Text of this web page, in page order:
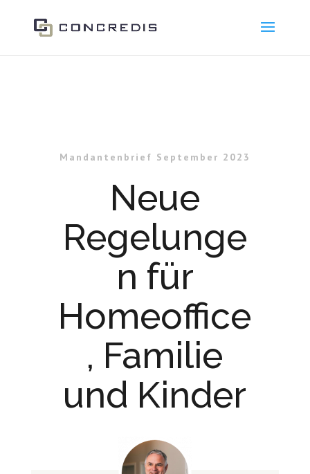
Mandantenbrief September 2023
Neue
Regelunge
n für
Homeoffice
, Familie
und Kinder